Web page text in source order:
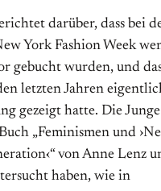
darüber, dass bei
York Fashion Week
gebucht wurden, und
letzten Jahren
gezeigt hatte. Die
„Feminismen und
von Anne Lenz
haben, wie in